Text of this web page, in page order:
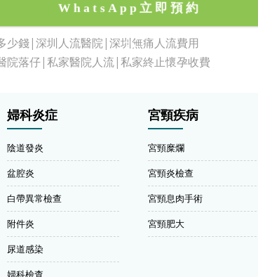
WhatsApp立即預約
少錢|深圳人流醫院|深圳無痛人流費用
院落仔|私家醫院人流|私家終止懷孕收費
婦科炎症
陰道發炎
盆腔炎
白帶異常檢查
附件炎
尿道感染
婦科檢查
宮頸疾病
宮頸糜爛
宮頸炎檢查
宮頸息肉手術
宮頸肥大